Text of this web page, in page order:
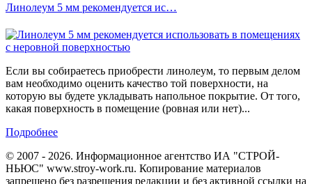
Линолеум 5 мм рекомендуется ис…
Если вы собираетесь приобрести линолеум, то первым делом
вам необходимо оценить качество той поверхности, на
которую вы будете укладывать напольное покрытие. От того,
какая поверхность в помещение (ровная или нет)...
Подробнее
© 2007 - 2026. Информационное агентство ИА "СТРОЙ-
НЬЮС" www.stroy-work.ru. Копирование материалов
запрещено без разрешения редакции и без активной ссылки на